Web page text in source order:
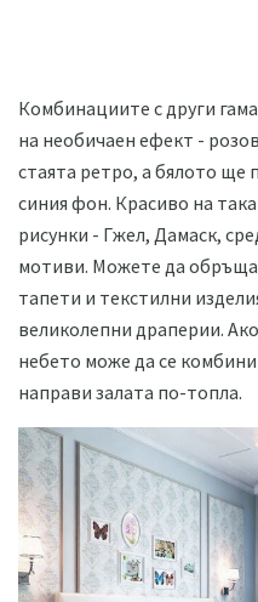
Комбинациите с други
на необичаен ефект -
стаята ретро, ​​а бялото ще
синия фон. Красиво на
рисунки - Гжел, Дамаск,
мотиви. Можете да
тапети и текстилни
великолепни драперии.
небето може да се
направи залата по-топла.